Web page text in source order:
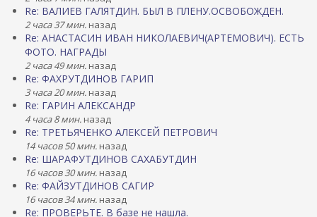
Re: ВАЛИЕВ ГАЛЯТДИН. БЫЛ В ПЛЕНУ.ОСВОБОЖДЕН.
2 часа 37 мин. назад
Re: АНАСТАСИН ИВАН НИКОЛАЕВИЧ(АРТЕМОВИЧ). ЕСТЬ
ФОТО. НАГРАДЫ
2 часа 49 мин. назад
Re: ФАХРУТДИНОВ ГАРИП
3 часа 20 мин. назад
Re: ГАРИН АЛЕКСАНДР
4 часа 8 мин. назад
Re: ТРЕТЬЯЧЕНКО АЛЕКСЕЙ ПЕТРОВИЧ
14 часов 50 мин. назад
Re: ШАРАФУТДИНОВ САХАБУТДИН
16 часов 30 мин. назад
Re: ФАЙЗУТДИНОВ САГИР
16 часов 34 мин. назад
Re: ПРОВЕРЬТЕ. В базе не нашла.